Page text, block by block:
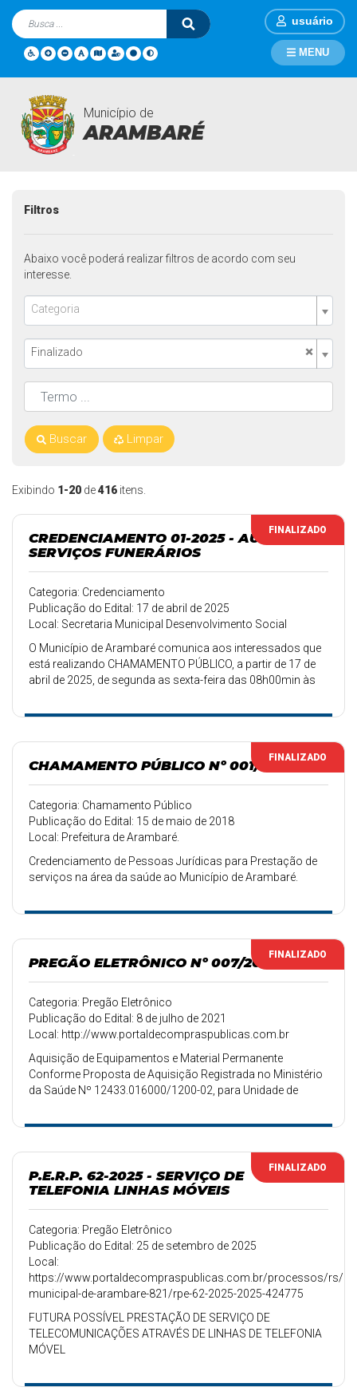
usuário
Município de
ARAMBARÉ
MENU
Licitações
Exibindo 1-20 de416 itens.
FINALIZADO
CREDENCIAMENTO 01-2025 - AUXILIO
SERVIÇOS FUNERÁRIOS
Categoria: Credenciamento
Publicação do Edital: 17 de abril de 2025
Local: Secretaria Municipal Desenvolvimento Social
O Município de Arambaré comunica aos interessados que
está realizando CHAMAMENTO PÚBLICO, a partir de 17 de
abril de 2025, de segunda as sexta-feira das 08h00min às
Municipal de Assistência Social de Arambaré, na Rua
https://arambare.rs.gov.br/formulario/view/6?
slug=credenciamento-servicos-funerarios para fins de
CREDENCIAMENTO de pessoas jurídicas, para prestação
FINALIZADO
CHAMAMENTO PÚBLICO Nº 001/2018
Categoria: Chamamento Público
Publicação do Edital: 15 de maio de 2018
Local: Prefeitura de Arambaré.
Credenciamento de Pessoas Jurídicas para Prestação de
serviços na área da saúde ao Município de Arambaré.
FINALIZADO
PREGÃO ELETRÔNICO Nº 007/2021
Categoria: Pregão Eletrônico
Publicação do Edital: 8 de julho de 2021
Local: http://www.portaldecompraspublicas.com.br
Aquisição de Equipamentos e Material Permanente
Conforme Proposta de Aquisição Registrada no Ministério
da Saúde Nº 12433.016000/1200-02, para Unidade de
Fontana.
FINALIZADO
P.E.R.P. 62-2025 - SERVIÇO DE
TELEFONIA LINHAS MÓVEIS
Categoria: Pregão Eletrônico
Publicação do Edital: 25 de setembro de 2025
Local:
https://www.portaldecompraspublicas.com.br/processos/rs/
municipal-de-arambare-821/rpe-62-2025-2025-424775
FUTURA POSSÍVEL PRESTAÇÃO DE SERVIÇO DE
TELECOMUNICAÇÕES ATRAVÉS DE LINHAS DE TELEFONIA
MÓVEL
Filtros
Abaixo você poderá realizar filtros de acordo com seu
interesse.
Categoria
×
Finalizado
Buscar Limpar